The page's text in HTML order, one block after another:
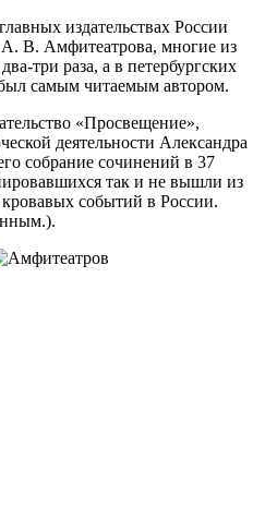
издательствах России
В. Амфитеатрова, многие из
три раза, а в петербургских
самым читаемым автором.
«Просвещение»,
деятельности Александра
собрание сочинений в 37
так и не вышли из
событий в России.